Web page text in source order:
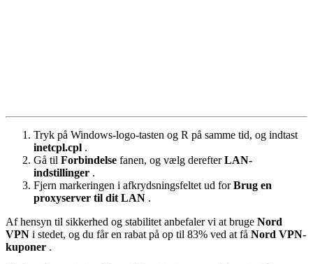
Tryk på Windows-logo-tasten og R på samme tid, og indtast
inetcpl.cpl .
Gå til Forbindelse fanen, og vælg derefterLAN-
indstillinger .
Fjern markeringen i afkrydsningsfeltet ud forBrug en
proxyserver til dit LAN .
Af hensyn til sikkerhed og stabilitet anbefaler vi at bruge Nord
VPN i stedet, og du får en rabat på op til 83% ved at få Nord VPN-
kuponer .